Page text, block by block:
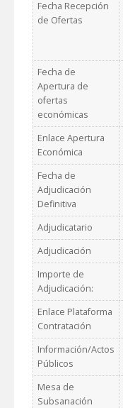
Fecha Recepción
de Ofertas
Fecha de
Apertura de
ofertas
económicas
Enlace Apertura
Económica
Fecha de
Adjudicación
Definitiva
Adjudicatario
Adjudicación
Importe de
Adjudicación:
Enlace Plataforma
Contratación
Información/Actos
Públicos
Mesa de
Subsanación